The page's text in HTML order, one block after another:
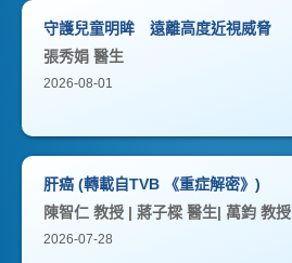
守護兒童明眸 遠離高度近視威脅
張秀娟 醫生
2026-08-01
肝癌 (轉載自TVB 《重症解密》)
陳智仁 教授 | 蔣子樑 醫生| 萬鈞 教授
2026-07-28